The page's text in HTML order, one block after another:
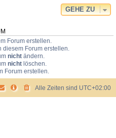
GEHE ZU
Forum erstellen.
diesem Forum erstellen.
nicht ändern.
nicht löschen.
Forum erstellen.
Alle Zeiten sind UTC+02:00